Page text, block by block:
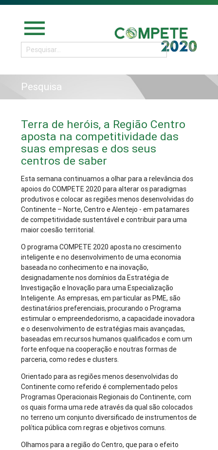
menu
Pesquisa
Terra de heróis, a Região Centro
aposta na competitividade das
suas empresas e dos seus
centros de saber
Esta semana continuamos a olhar para a relevância dos
apoios do COMPETE 2020 para alterar os paradigmas
produtivos e colocar as regiões menos desenvolvidas do
Continente – Norte, Centro e Alentejo - em patamares
de competitividade sustentável e contribuir para uma
maior coesão territorial.
O programa COMPETE 2020 aposta no crescimento
inteligente e no desenvolvimento de uma economia
baseada no conhecimento e na inovação,
designadamente nos domínios da Estratégia de
Investigação e Inovação para uma Especialização
Inteligente. As empresas, em particular as PME, são
destinatários preferenciais, procurando o Programa
estimular o empreendedorismo, a capacidade inovadora
e o desenvolvimento de estratégias mais avançadas,
baseadas em recursos humanos qualificados e com um
forte enfoque na cooperação e noutras formas de
parceria, como redes e clusters.
Orientado para as regiões menos desenvolvidas do
Continente como referido é complementado pelos
Programas Operacionais Regionais do Continente, com
os quais forma uma rede através da qual são colocados
no terreno um conjunto diversificado de instrumentos de
política pública com regras e objetivos comuns.
Olhamos para a região do Centro, que para o efeito